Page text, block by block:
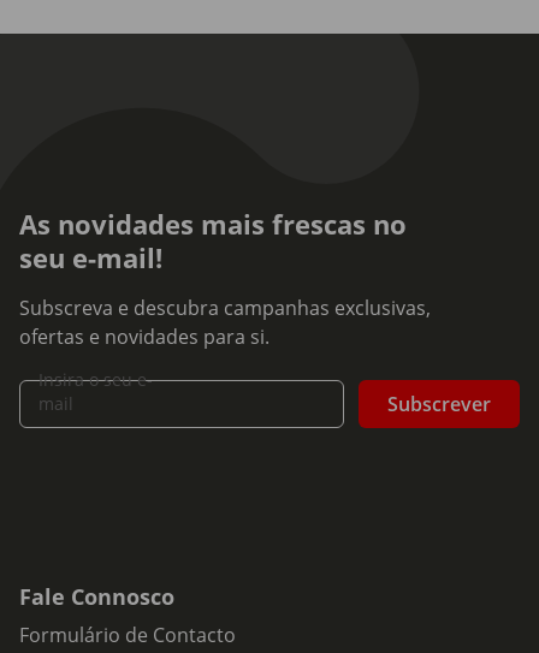
As novidades mais frescas no
seu e-mail!
Subscreva e descubra campanhas exclusivas,
ofertas e novidades para si.
Insira o seu e-
mail
Subscrever
Fale Connosco
Formulário de Contacto